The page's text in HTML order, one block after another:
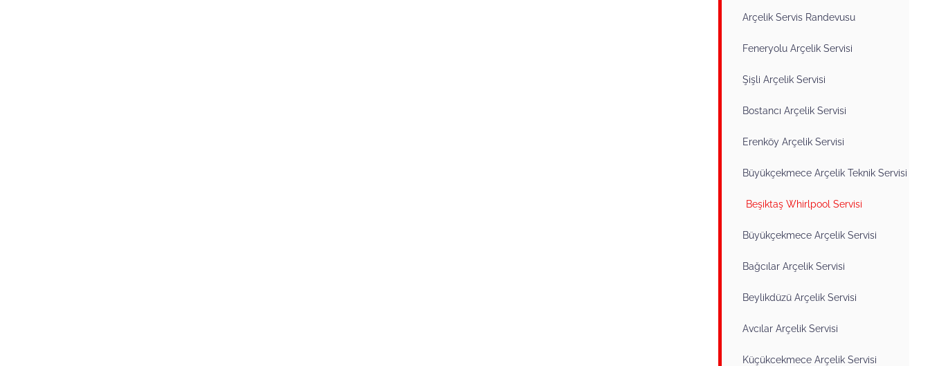
Arçelik Servis Randevusu
Feneryolu Arçelik Servisi
Şişli Arçelik Servisi
Bostancı Arçelik Servisi
Erenköy Arçelik Servisi
Büyükçekmece Arçelik Teknik Servisi
Beşiktaş Whirlpool Servisi
Büyükçekmece Arçelik Servisi
Bağcılar Arçelik Servisi
Beylikdüzü Arçelik Servisi
Avcılar Arçelik Servisi
Küçükcekmece Arçelik Servisi